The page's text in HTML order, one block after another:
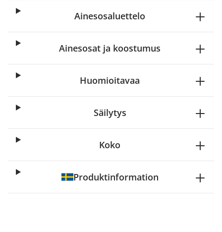
Ainesosaluettelo
Ainesosat ja koostumus
Huomioitavaa
Säilytys
Koko
Produktinformation